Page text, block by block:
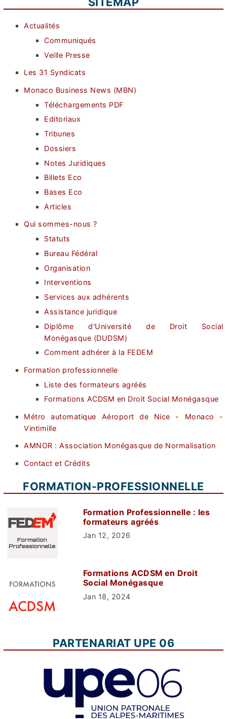
Actualités
Communiqués
Veille Presse
Les 31 Syndicats
Monaco Business News (MBN)
Téléchargements PDF
Editoriaux
Tribunes
Dossiers
Notes Juridiques
Billets Eco
Bases Eco
Articles
Qui sommes-nous ?
Statuts
Bureau Fédéral
Organisation
Interventions
Services aux adhérents
Assistance juridique
Diplôme d'Université de Droit Social
Monégasque (DUDSM)
Comment adhérer à la FEDEM
Formation professionnelle
Liste des formateurs agréés
Formations ACDSM en Droit Social Monégasque
Métro automatique Aéroport de Nice - Monaco -
Vintimille
AMNOR : Association Monégasque de Normalisation
Contact et Crédits
FORMATION-PROFESSIONNELLE
Formation Professionnelle : les
formateurs agréés
Jan 12, 2026
Formations ACDSM en Droit
Social Monégasque
Jan 18, 2024
PARTENARIAT UPE 06